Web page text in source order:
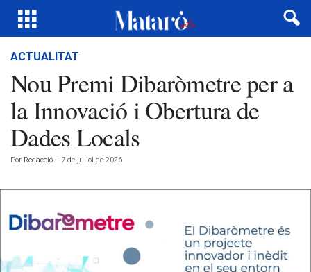
ACTUALITAT
Nou Premi Dibaròmetre per a
la Innovació i Obertura de
Dades Locals
Por Redacció - 7 de juliol de 2026